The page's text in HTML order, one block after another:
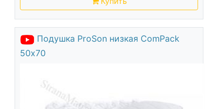
Подушка ProSon низкая ComPack
50х70